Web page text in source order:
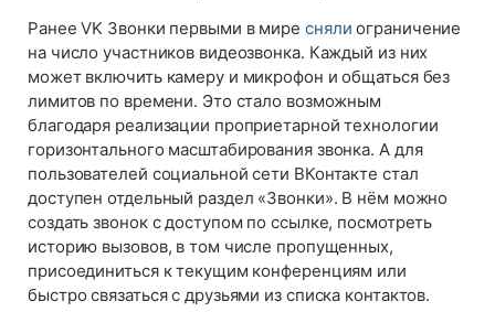
Ранее VK Звонки первыми в мире сняли ограничение
на число участников видеозвонка. Каждый из них
может включить камеру и микрофон и общаться без
лимитов по времени. Это стало возможным
благодаря реализации проприетарной технологии
горизонтального масштабирования звонка. А для
пользователей социальной сети ВКонтакте стал
доступен отдельный раздел «Звонки‎». В нём можно
создать звонок с доступом по ссылке, посмотреть
историю вызовов, в том числе пропущенных,
присоединиться к текущим конференциям или
быстро связаться с друзьями из списка контактов.